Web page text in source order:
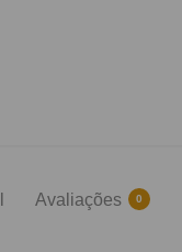
Avaliações 0